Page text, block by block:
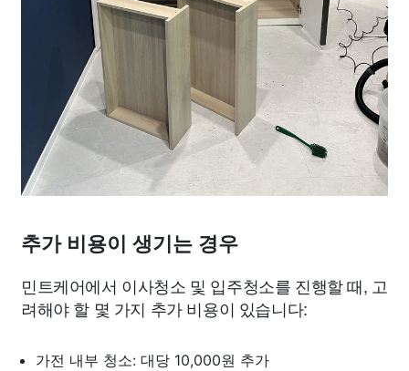
추가 비용이 생기는 경우
민트케어에서 이사청소 및 입주청소를 진행할 때, 고
려해야 할 몇 가지 추가 비용이 있습니다:
가전 내부 청소: 대당 10,000원 추가